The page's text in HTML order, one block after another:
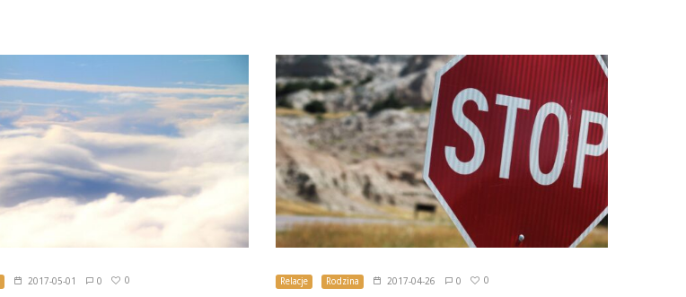
2017-05-01 0 0 Relacje Rodzina 2017-04-26 0 0